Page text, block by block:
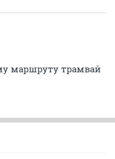
маршруту трамвай